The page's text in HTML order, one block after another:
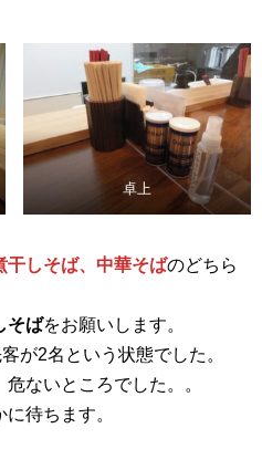
卓上
干しそば、中華そばのどちら
そばをお願いします。
が2名という状態でした。
ないところでした。。
待ちます。